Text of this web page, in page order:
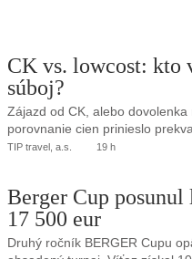
CK vs. lowcost: kto
súboj?
Zájazd od CK, alebo
porovnanie cien prinieslo
TIP travel, a.s. 19 h
Berger Cup
17 500 eur
Druhý ročník BERGER Cupu